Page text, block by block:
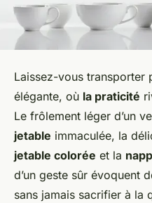
Laissez-vous transporter
élégante, où la praticité
Le frôlement léger d’un
jetable immaculée, la
jetable colorée et la
d’un geste sûr évoquent
sans jamais sacrifier à la